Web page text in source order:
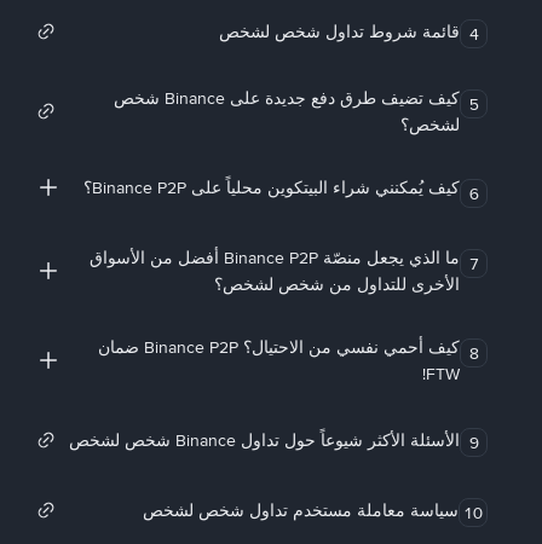
4 قائمة شروط تداول شخص لشخص
5
كيف تضيف طرق دفع جديدة على Binance شخص
لشخص؟
6 كيف يُمكنني شراء البيتكوين محلياً على Binance P2P؟
7
ما الذي يجعل منصّة Binance P2P أفضل من الأسواق
الأخرى للتداول من شخص لشخص؟
8
كيف أحمي نفسي من الاحتيال؟ Binance P2P ضمان
FTW!
9 الأسئلة الأكثر شيوعاً حول تداول Binance شخص لشخص
10 سياسة معاملة مستخدم تداول شخص لشخص